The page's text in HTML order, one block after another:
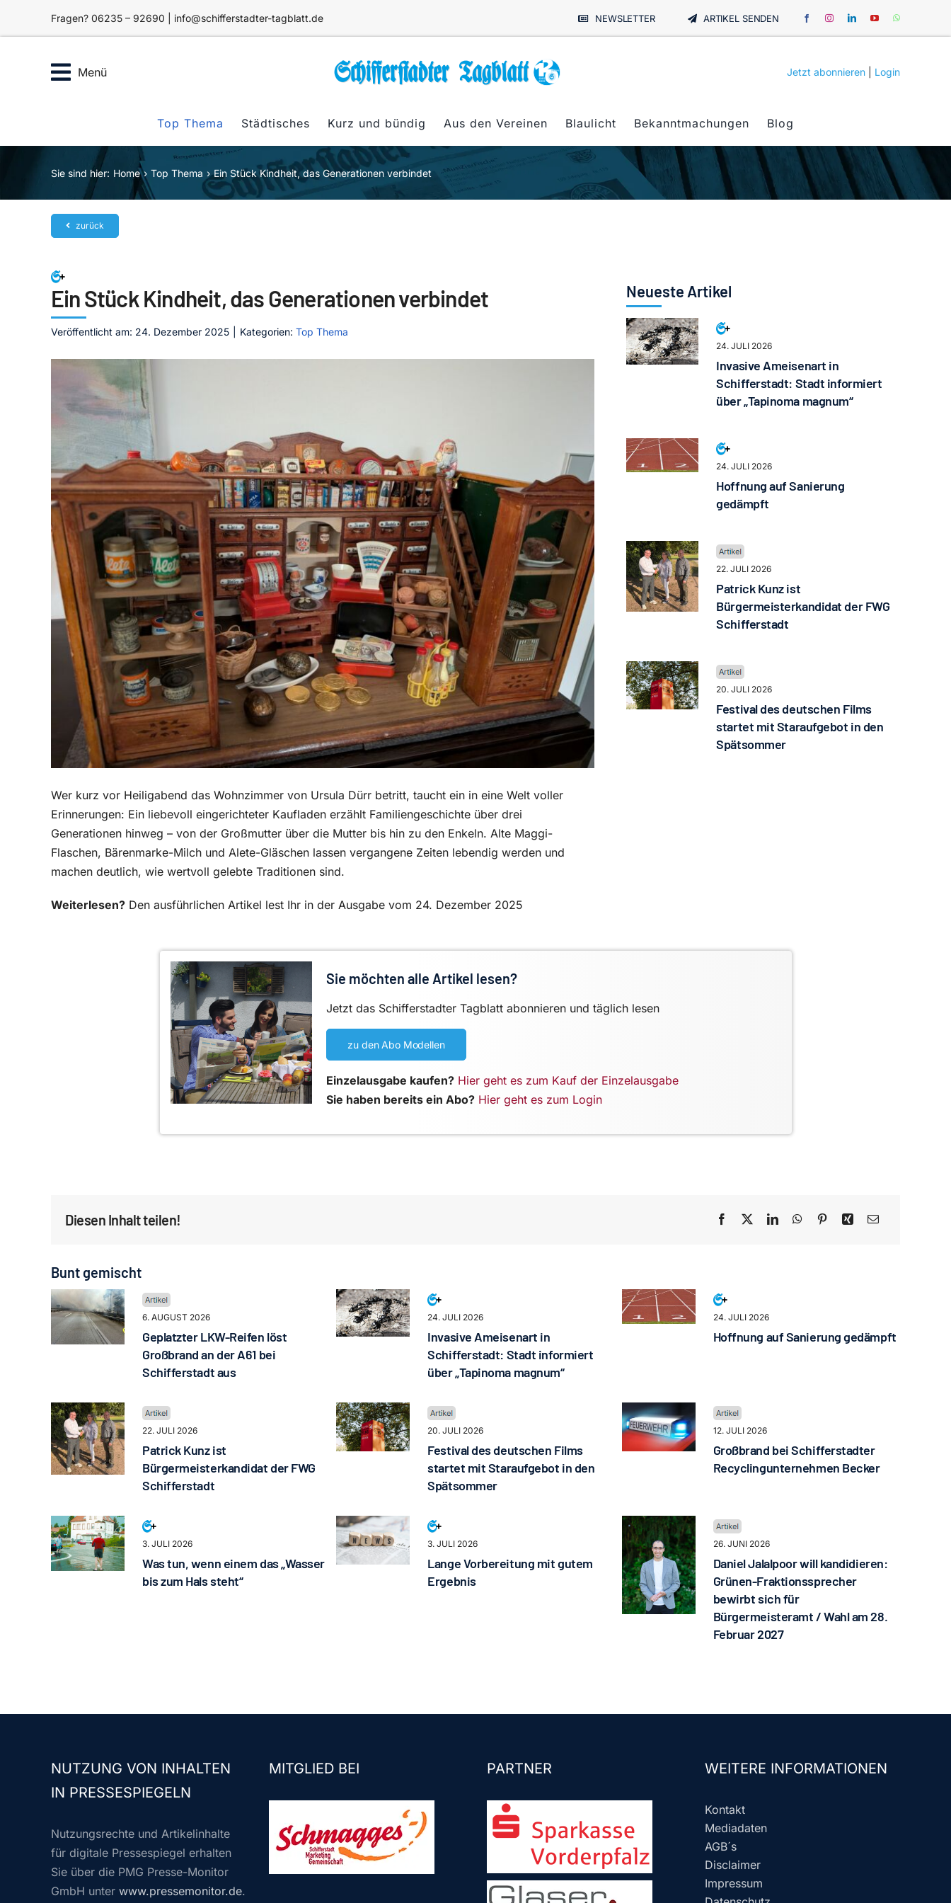
Fragen? 06235 – 92690 | info@schifferstadter-tagblatt.de NEWSLETTER ARTIKEL SENDEN
Menü Jetzt abonnieren Login
Top Thema Städtisches Kurz und bündig Aus den Vereinen Blaulicht Bekanntmachungen Blog
Sie sind hier: Home Top Thema Ein Stück Kindheit, das Generationen verbindet
zurück
Ein Stück Kindheit, das Generationen verbindet
Veröffentlicht am: 24. Dezember 2025 Kategorien: Top Thema
Wer kurz vor Heiligabend das Wohnzimmer von Ursula Dürr betritt, taucht ein in eine Welt voller
Erinnerungen: Ein liebevoll eingerichteter Kaufladen erzählt Familiengeschichte über drei
Generationen hinweg – von der Großmutter über die Mutter bis hin zu den Enkeln. Alte Maggi-
Flaschen, Bärenmarke-Milch und Alete-Gläschen lassen vergangene Zeiten lebendig werden und
machen deutlich, wie wertvoll gelebte Traditionen sind.
Weiterlesen? Den ausführlichen Artikel lest Ihr in der Ausgabe vom 24. Dezember 2025
Neueste Artikel
24. JULI 2026
Invasive Ameisenart in
Schifferstadt: Stadt informiert
über „Tapinoma magnum“
24. JULI 2026
Hoffnung auf Sanierung
gedämpft
22. JULI 2026
Patrick Kunz ist
Bürgermeisterkandidat der FWG
Schifferstadt
20. JULI 2026
Festival des deutschen Films
startet mit Staraufgebot in den
Spätsommer
Sie möchten alle Artikel lesen?
Jetzt das Schifferstadter Tagblatt abonnieren und täglich lesen
zu den Abo Modellen
Einzelausgabe kaufen? Hier geht es zum Kauf der Einzelausgabe
Sie haben bereits ein Abo? Hier geht es zum Login
Diesen Inhalt teilen!
Bunt gemischt
6. AUGUST 2026
Geplatzter LKW-Reifen löst
Großbrand an der A61 bei
Schifferstadt aus
24. JULI 2026
Invasive Ameisenart in
Schifferstadt: Stadt informiert
über „Tapinoma magnum“
24. JULI 2026
Hoffnung auf Sanierung gedämpft
22. JULI 2026
Patrick Kunz ist
Bürgermeisterkandidat der FWG
Schifferstadt
20. JULI 2026
Festival des deutschen Films
startet mit Staraufgebot in den
Spätsommer
12. JULI 2026
Großbrand bei Schifferstadter
Recyclingunternehmen Becker
3. JULI 2026
Was tun, wenn einem das „Wasser
bis zum Hals steht“
3. JULI 2026
Lange Vorbereitung mit gutem
Ergebnis
26. JUNI 2026
Daniel Jalalpoor will kandidieren:
Grünen-Fraktionssprecher
bewirbt sich für
Bürgermeisteramt / Wahl am 28.
Februar 2027
NUTZUNG VON INHALTEN
IN PRESSESPIEGELN
Nutzungsrechte und Artikelinhalte
für digitale Pressespiegel erhalten
Sie über die PMG Presse-Monitor
GmbH unter www.pressemonitor.de.
MITGLIED BEI PARTNER WEITERE INFORMATIONEN
Kontakt
Mediadaten
AGB´s
Disclaimer
Impressum